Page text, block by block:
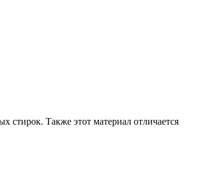
стирок. Также этот материал отличается